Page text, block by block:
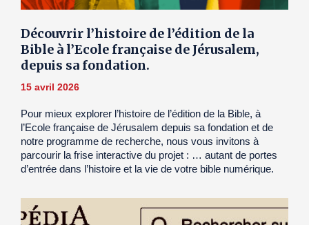
Découvrir l’histoire de l’édition de la
Bible à l’Ecole française de Jérusalem,
depuis sa fondation.
15 avril 2026
Pour mieux explorer l’histoire de l’édition de la Bible, à
l’Ecole française de Jérusalem depuis sa fondation et de
notre programme de recherche, nous vous invitons à
parcourir la frise interactive du projet : … autant de portes
d’entrée dans l’histoire et la vie de votre bible numérique.